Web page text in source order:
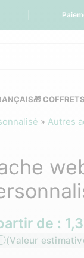
🎁
» Autres
de :
(Valeur